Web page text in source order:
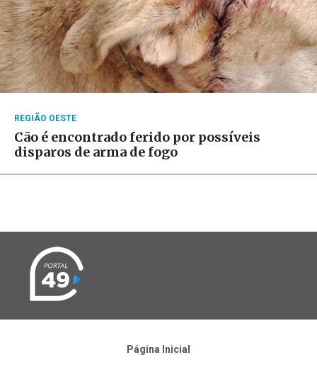
REGIÃO OESTE
Cão é encontrado ferido por possíveis
disparos de arma de fogo
Página Inicial